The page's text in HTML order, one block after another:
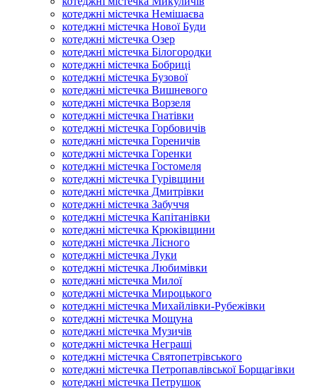
котеджні містечка Немішаєва
котеджні містечка Нової Буди
котеджні містечка Озер
котеджні містечка Білогородки
котеджні містечка Бобриці
котеджні містечка Бузової
котеджні містечка Вишневого
котеджні містечка Ворзеля
котеджні містечка Гнатівки
котеджні містечка Горбовичів
котеджні містечка Гореничів
котеджні містечка Горенки
котеджні містечка Гостомеля
котеджні містечка Гурівщини
котеджні містечка Дмитрівки
котеджні містечка Забуччя
котеджні містечка Капітанівки
котеджні містечка Крюківщини
котеджні містечка Лісного
котеджні містечка Луки
котеджні містечка Любимівки
котеджні містечка Милої
котеджні містечка Мироцького
котеджні містечка Михайлівки-Рубежівки
котеджні містечка Мощуна
котеджні містечка Музичів
котеджні містечка Неграші
котеджні містечка Святопетрівського
котеджні містечка Петропавлівської Борщагівки
котеджні містечка Петрушок